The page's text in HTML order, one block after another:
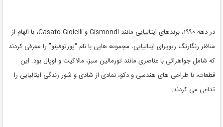
در دهه ۱۹۹۰، برندهای ایتالیایی مانند Gismondi و Casato Gioielli، با الهام از
مناظر رنگارنگ ریویرای ایتالیایی، مجموعه هایی با نام “پورتوفینو” را معرفی کردند
که شامل جواهراتی با عناصری مانند تورمالین سبز، مالاکیت و اوپال بود. این
قطعات، با طراحی های هندسی و دکو، نمادی از شادی و شور زندگی ایتالیایی را
تداعی می کردند.